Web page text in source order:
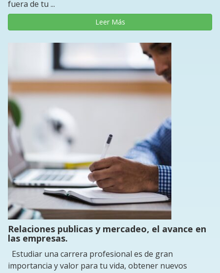
fuera de tu ...
Leer Más
Relaciones publicas y mercadeo, el avance en
las empresas.
Estudiar una carrera profesional es de gran
importancia y valor para tu vida, obtener nuevos